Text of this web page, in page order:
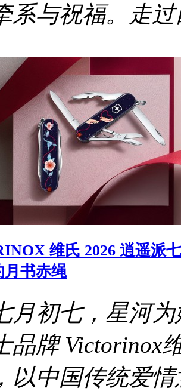
系与祝福。走
维氏 2026 逍遥派
月书赤绳
月初七，星河
品牌 Victorinox
以中国传统爱情